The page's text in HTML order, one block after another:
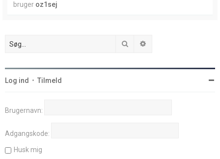
bruger oz1sej
Søg
Log ind • Tilmeld
Brugernavn:
Adgangskode:
Husk mig